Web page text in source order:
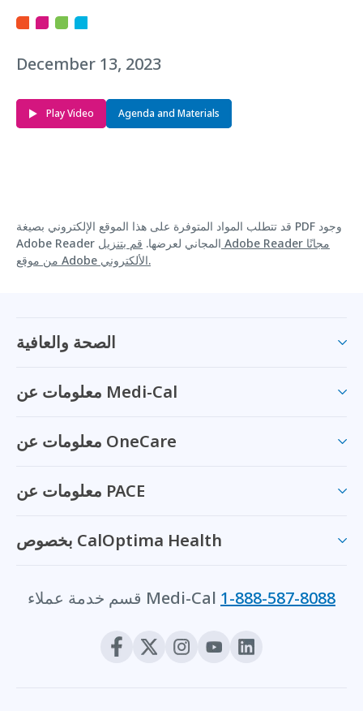
December 13, 2023
Play Video Agenda and Materials
قد تتطلب المواد المتوفرة على هذا الموقع الإلكتروني بصيغة PDF وجود
Adobe Reader المجاني لعرضها. قم بتنزيل Adobe Reader مجانًا
من موقع Adobe الألكتروني.
الصحة والعافية
معلومات عن Medi-Cal
معلومات عن OneCare
معلومات عن PACE
بخصوص CalOptima Health
قسم خدمة عملاء Medi-Cal 1-888-587-8088